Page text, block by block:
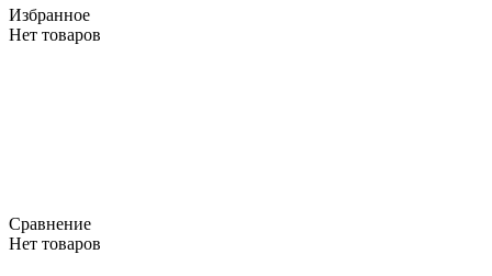
Избранное
Нет товаров
Сравнение
Нет товаров